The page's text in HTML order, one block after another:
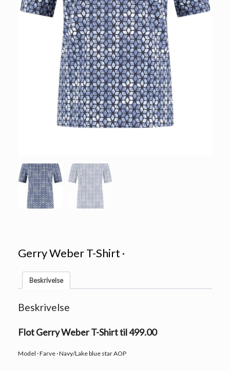
Gerry Weber T-Shirt ·
Beskrivelse
Beskrivelse
Flot Gerry Weber T-Shirt til 499.00
Model · Farve · Navy/Lake blue star AOP